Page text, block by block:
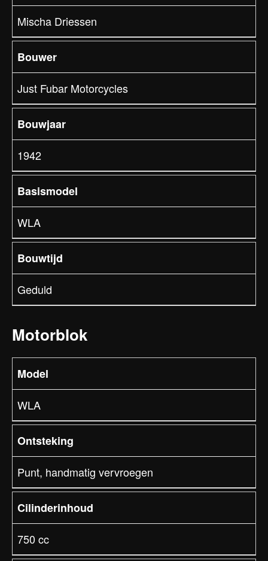
Mischa Driessen
Bouwer
Just Fubar Motorcycles
Bouwjaar
1942
Basismodel
WLA
Bouwtijd
Geduld
Motorblok
Model
WLA
Ontsteking
Punt, handmatig vervroegen
Cilinderinhoud
750 cc